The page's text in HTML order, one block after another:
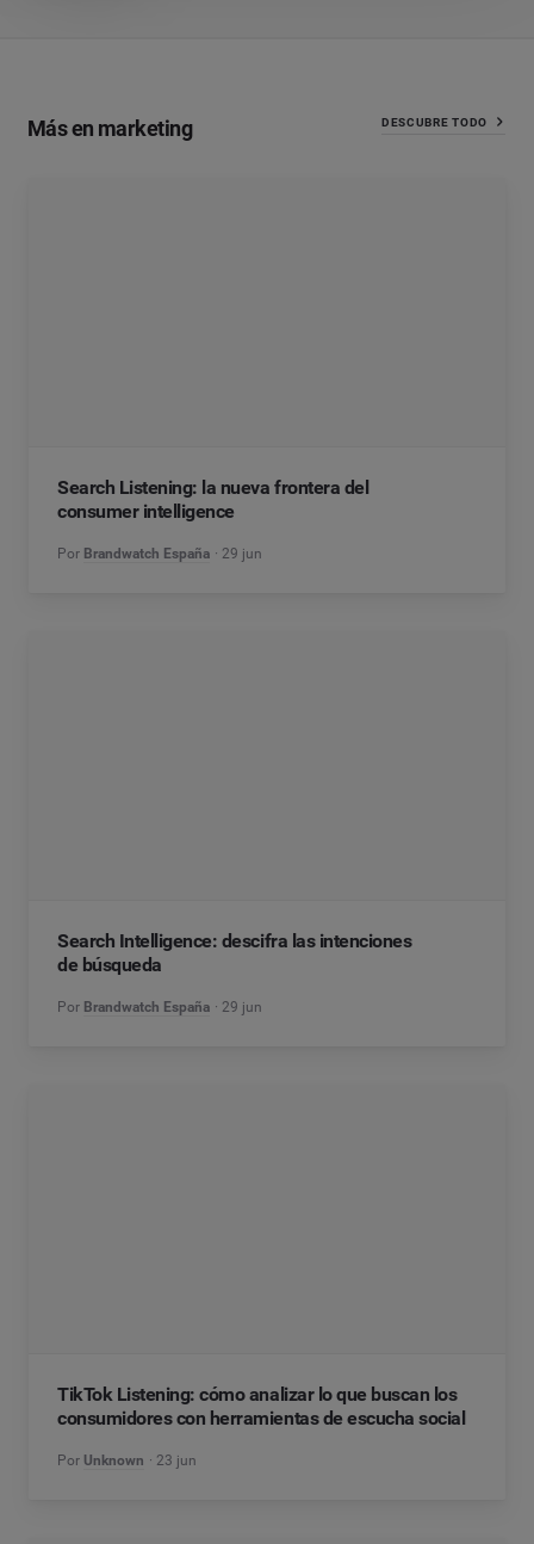
Más en marketing DESCUBRE TODO
Search Listening: la nueva frontera del
consumer intelligence
Por Brandwatch España 29 jun
Search Intelligence: descifra las intenciones
de búsqueda
Por Brandwatch España 29 jun
TikTok Listening: cómo analizar lo que buscan los
consumidores con herramientas de escucha social
Por Unknown 23 jun